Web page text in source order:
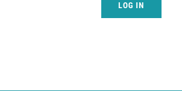
LOG IN